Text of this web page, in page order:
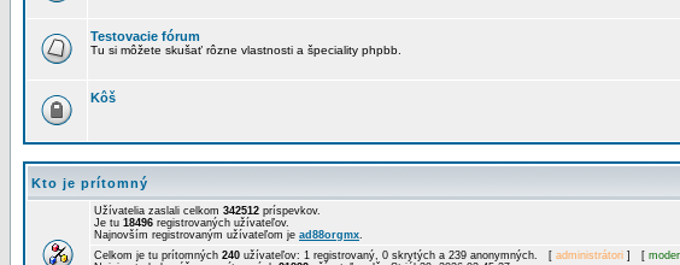
Testovacie fórum
Tu si môžete skušať rôzne vlastnosti a špeciality phpbb.
Kôš
Kto je prítomný
Užívatelia zaslali celkom 342512 príspevkov.
Je tu 18496 registrovaných užívateľov.
Najnovším registrovaným užívateľom je ad88orgmx.
Celkom je tu prítomných 240 užívateľov: 1 registrovaný, 0 skrytých a 239 anonymných. [ administrátori ] [